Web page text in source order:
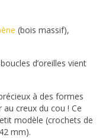
(bois massif),
d’oreilles vient
à des formes
creux du cou ! Ce
modèle (crochets de
mm).